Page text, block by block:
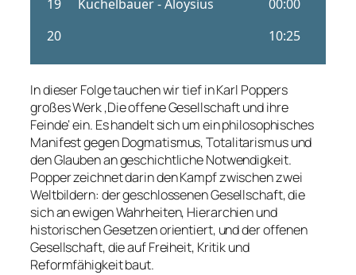
In dieser Folge tauchen wir tief in Karl Poppers
großes Werk ‚Die offene Gesellschaft und ihre
Feinde‘ ein. Es handelt sich um ein philosophisches
Manifest gegen Dogmatismus, Totalitarismus und
den Glauben an geschichtliche Notwendigkeit.
Popper zeichnet darin den Kampf zwischen zwei
Weltbildern: der geschlossenen Gesellschaft, die
sich an ewigen Wahrheiten, Hierarchien und
historischen Gesetzen orientiert, und der offenen
Gesellschaft, die auf Freiheit, Kritik und
Reformfähigkeit baut.